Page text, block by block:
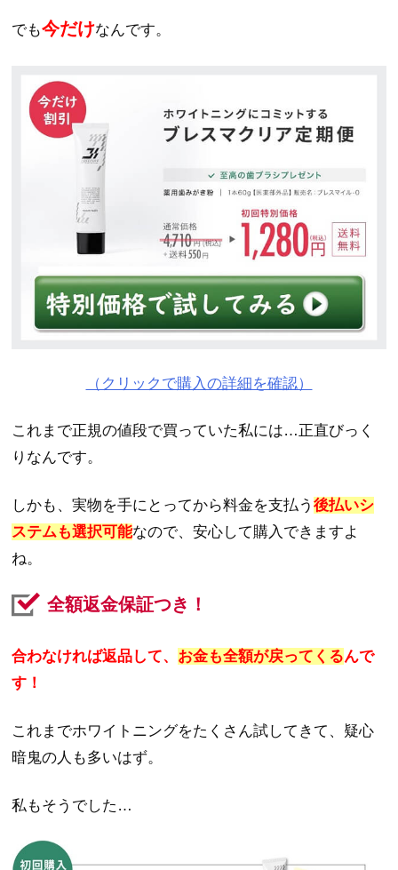
でも今だけなんです。
（クリックで購入の詳細を確認）
これまで正規の値段で買っていた私には…正直びっく
りなんです。
しかも、実物を手にとってから料金を支払う後払いシ
ステムも選択可能なので、安心して購入できますよ
ね。
全額返金保証つき！
合わなければ返品して、 お金も全額が戻ってくるんで
す！
これまでホワイトニングをたくさん試してきて、疑心
暗鬼の人も多いはず。
私もそうでした…